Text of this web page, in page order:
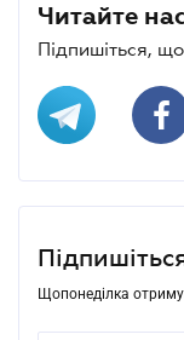
Читайте
Підпишіться,
Щопонеділка